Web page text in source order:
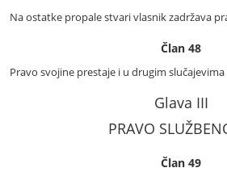
Na ostatke propale stvari vlasnik zadržava
Član 48
Pravo svojine prestaje i u drugim
Glava III
PRAVO
Član 49